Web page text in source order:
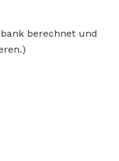
berechnet und